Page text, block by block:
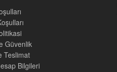
Güvenlik
Teslimat
Bilgileri